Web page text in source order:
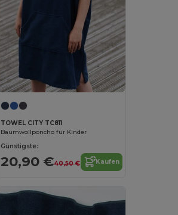
TOWEL CITY TC811
Baumwollponcho für Kinder
Günstigste:
20,90 €40,50 € Kaufen